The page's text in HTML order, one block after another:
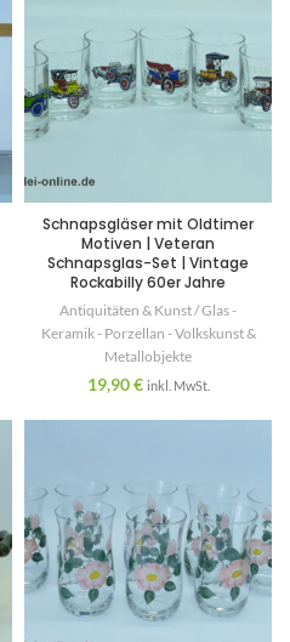
Schnapsgläser mit Oldtimer
Motiven | Veteran
Schnapsglas-Set | Vintage
Rockabilly 60er Jahre
Antiquitäten & Kunst / Glas -
Keramik - Porzellan - Volkskunst &
Metallobjekte
19,90€ inkl. MwSt.